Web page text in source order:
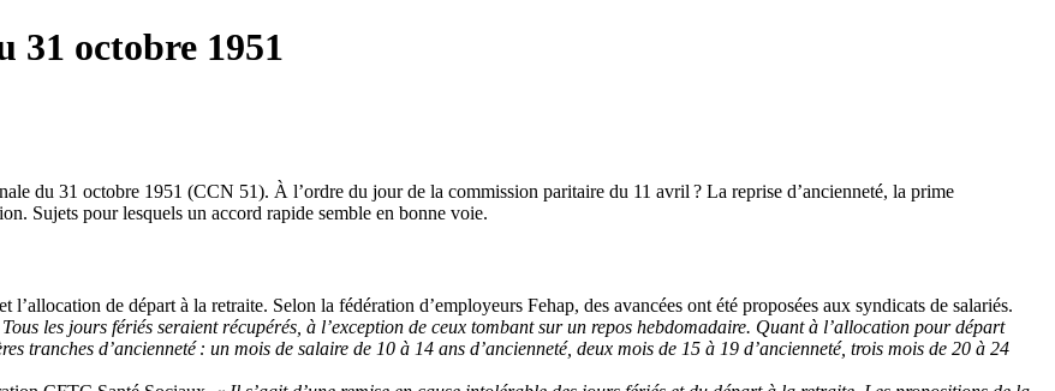
31 octobre 1951
du 31 octobre 1951 (CCN 51). À l’ordre du jour de la commission paritaire du 11 avril ? La reprise d’ancienneté, la prime
Sujets pour lesquels un accord rapide semble en bonne voie.
de départ à la retraite. Selon la fédération d’employeurs Fehap, des avancées ont été proposées aux syndicats de salariés.
Tous les jours fériés seraient récupérés, à l’exception de ceux tombant sur un repos hebdomadaire. Quant à l’allocation pour départ
tranches d’ancienneté : un mois de salaire de 10 à 14 ans d’ancienneté, deux mois de 15 à 19 d’ancienneté, trois mois de 20 à 24